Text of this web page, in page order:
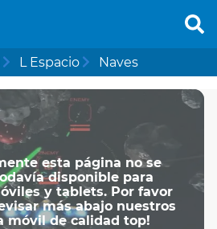
L Espacio Naves
esta página no se
disponible para
y tablets. Por favor
más abajo nuestros
móvil de calidad top!